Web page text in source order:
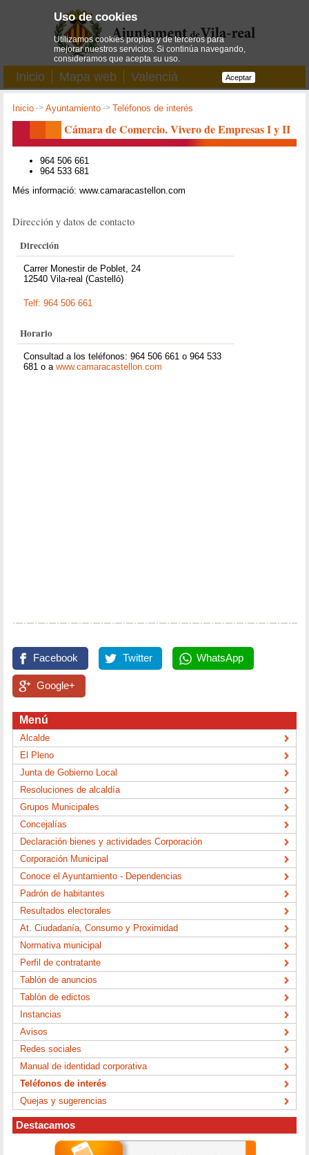
Inicio Mapa web Valencià
Inicio ->Ayuntamiento ->Teléfonos de interés
Cámara de Comercio. Vivero de Empresas I y II
964 506 661
964 533 681
Més informació: www.camaracastellon.com
Dirección y datos de contacto
Dirección
Carrer Monestir de Poblet, 24
12540 Vila-real (Castelló)
Telf: 964 506 661
Horario
Consultad a los teléfonos: 964 506 661 o 964 533
681 o awww.camaracastellon.com
Facebook Twitter WhatsApp
Google+
Menú
Alcalde
El Pleno
Junta de Gobierno Local
Resoluciones de alcaldía
Grupos Municipales
Concejalías
Declaración bienes y actividades Corporación
Corporación Municipal
Conoce el Ayuntamiento - Dependencias
Padrón de habitantes
Resultados electorales
At. Ciudadanía, Consumo y Proximidad
Normativa municipal
Perfil de contratante
Tablón de anuncios
Tablón de edictos
Instancias
Avisos
Redes sociales
Manual de identidad corporativa
Teléfonos de interés
Quejas y sugerencias
Destacamos
Uso de cookies
Utilizamos cookies propias y de terceros para
mejorar nuestros servicios. Si continúa navegando,
consideramos que acepta su uso.
Aceptar